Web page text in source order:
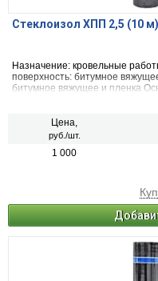
Стеклоизол ХПП 2,5 (10
Назначение: кровельные
поверхность: битумное
битумное вяжущее и пленка
Цена,
руб./шт.
1 000